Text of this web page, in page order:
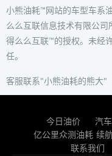
小熊油耗™网站的车型车系
么么互联信息技术有限公
得么么互联™的授权。未经
任。
客服联系"小熊油耗的熊大"
今日油价 汽
亿公里众测油耗 续
联系我们